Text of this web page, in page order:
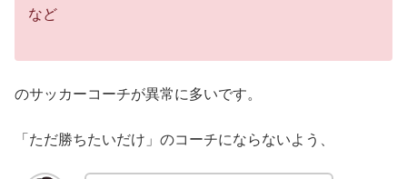
など
のサッカーコーチが異常に多いです。
「ただ勝ちたいだけ」のコーチにならないよう、